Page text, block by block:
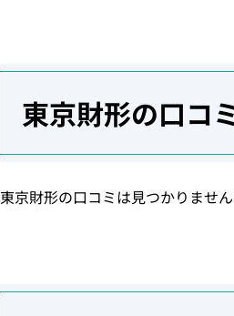
東京財形の口コ
東京財形の口コミは見つかりません